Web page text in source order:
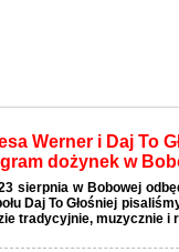
Werner i Daj To
dożynek w
sierpnia w Bobowej
Daj To Głośniej
tradycyjnie, muzycznie i